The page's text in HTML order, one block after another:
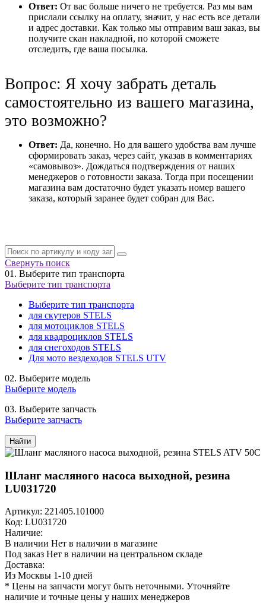
Ответ: От вас больше ничего не требуется. Раз мы вам
прислали ссылку на оплату, значит, у нас есть все детали
и адрес доставки. Как только мы отправим ваш заказ, вы
получите скан накладной, по которой сможете
отследить, где ваша посылка.
Вопрос: Я хочу забрать деталь
самостоятельно из вашего магазина,
это возможно?
Ответ: Да, конечно. Но для вашего удобства вам лучше
сформировать заказ, через сайт, указав в комментариях
«самовывоз». Дождаться подтверждения от наших
менеджеров о готовности заказа. Тогда при посещении
магазина вам достаточно будет указать номер вашего
заказа, который заранее будет собран для Вас.
Свернуть поиск
01. Выберите тип транспорта
Выберите тип транспорта
Выберите тип транспорта
для скутеров STELS
для мотоциклов STELS
для квадроциклов STELS
для снегоходов STELS
Для мото вездеходов STELS UTV
02. Выберите модель
Выберите модель
03. Выберите запчасть
Выберите запчасть
Найти
Шланг масляного насоса выходной, резина
LU031720
Артикул: 221405.101000
Код: LU031720
Наличие:
В наличии Нет в наличии в магазине
Под заказ Нет в наличии на центральном складе
Доставка:
Из Москвы 1-10 дней
* Цены на запчасти могут быть неточными. Уточняйте
наличие и точные цены у наших менеджеров